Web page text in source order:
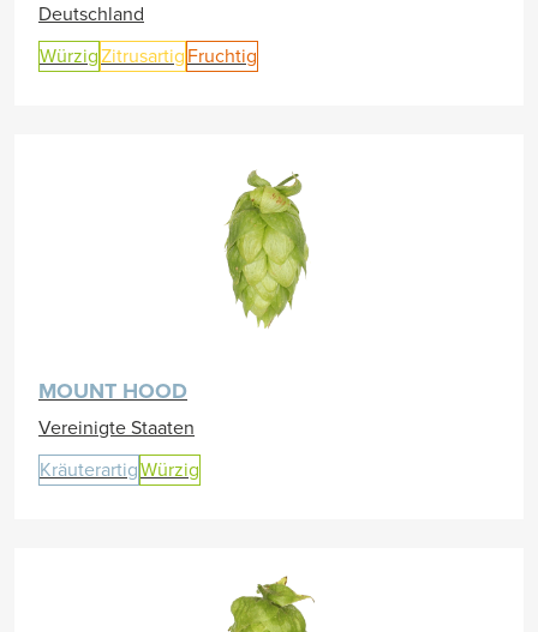
Deutschland
WürzigZitrusartig Fruchtig
MOUNT HOOD
Vereinigte Staaten
KräuterartigWürzig